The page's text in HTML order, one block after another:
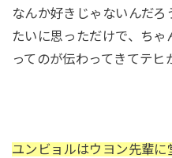
なんか好きじゃないんだ
たいに思っただけで、ち
ってのが伝わってきてテヒ
ユンビョルはウヨン先輩に